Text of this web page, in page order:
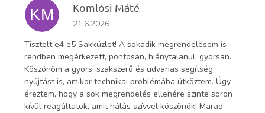
KM Komlósi Máté
Az áruház értékelése 5-ből 5 csillag.
21.6.2026
Tisztelt e4 e5 Sakküzlet! A sokadik megrendelésem is
rendben megérkezett, pontosan, hiánytalanul, gyorsan.
Köszönöm a gyors, szakszerű és udvarias segítség
nyújtást is, amikor technikai problémába ütköztem. Úgy
éreztem, hogy a sok megrendelés ellenére szinte soron
kívül reagáltatok, amit hálás szívvel köszönök! Marad